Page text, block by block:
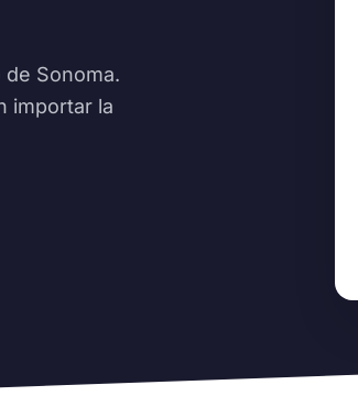
Sonoma.
importar la